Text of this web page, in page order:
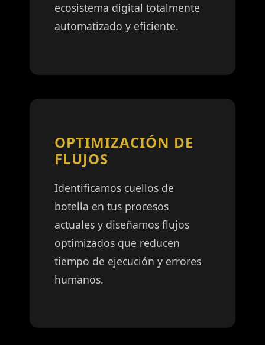
ecosistema digital totalmente
automatizado y eficiente.
OPTIMIZACIÓN DE
FLUJOS
Identificamos cuellos de
botella en tus procesos
actuales y diseñamos flujos
optimizados que reducen
tiempo de ejecución y errores
humanos.